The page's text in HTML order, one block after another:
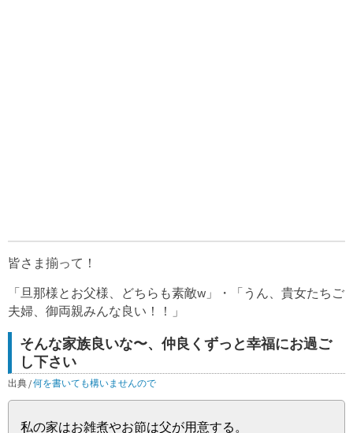
皆さま揃って！
「旦那様とお父様、どちらも素敵w」・「うん、貴女たちご
夫婦、御両親みんな良い！！」
そんな家族良いな〜、仲良くずっと幸福にお過ご
し下さい
出典 /何を書いても構いませんので
私の家はお雑煮やお節は父が用意する。